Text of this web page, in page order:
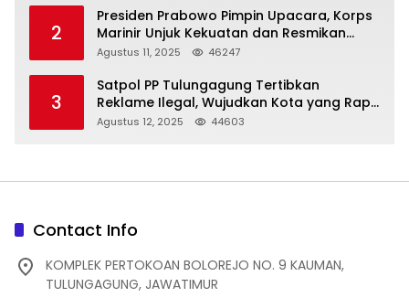
2
Presiden Prabowo Pimpin Upacara, Korps
Marinir Unjuk Kekuatan dan Resmikan
Struktur Baru
Agustus 11, 2025 46247
3
Satpol PP Tulungagung Tertibkan
Reklame Ilegal, Wujudkan Kota yang Rapi
dan Indah
Agustus 12, 2025 44603
Contact Info
KOMPLEK PERTOKOAN BOLOREJO NO. 9 KAUMAN,
TULUNGAGUNG, JAWATIMUR